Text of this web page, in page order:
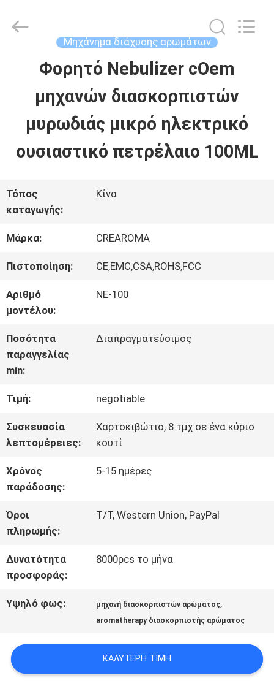
ΣΠΊΤΙ
ΠΡΟΪΌΝΤΑ
ΒΊΝΤΕΟ
ΕΜΦΆΝΙΣΗ
VR
ΕΜΕΊΣ
ΓΎΡΟΣ
ΕΡΓΟΣΤΑΣΊΩΝ
ΠΟΙΟΤΙΚΌΣ
ΈΛΕΓΧΟΣ
ΕΛΆΤΕ
ΣΕ
ΕΠΑΦΉ
ΜΕ
ΕΙΔΉΣΕΙΣ
Online
Μηχάνημα διάχυσης αρωμάτων
Φορητό Nebulizer cOem
μηχανών διασκορπιστών
μυρωδιάς μικρό ηλεκτρικό
ουσιαστικό πετρέλαιο 100ML
Τόπος
καταγωγής:
Κίνα
Μάρκα: CREAROMA
Πιστοποίηση: CE,EMC,CSA,ROHS,FCC
Αριθμό
μοντέλου:
ΝΕ-100
Ποσότητα
παραγγελίας
min:
Διαπραγματεύσιμος
Τιμή: negotiable
Συσκευασία
λεπτομέρειες:
Χαρτοκιβώτιο, 8 τμχ σε ένα κύριο
κουτί
Χρόνος
παράδοσης:
5-15 ημέρες
Όροι
πληρωμής:
T/T, Western Union, PayPal
Δυνατότητα
προσφοράς:
8000pcs το μήνα
Υψηλό φως: μηχανή διασκορπιστών αρώματος,
aromatherapy διασκορπιστής αρώματος
ΚΑΛΎΤΕΡΗ ΤΙΜΉ